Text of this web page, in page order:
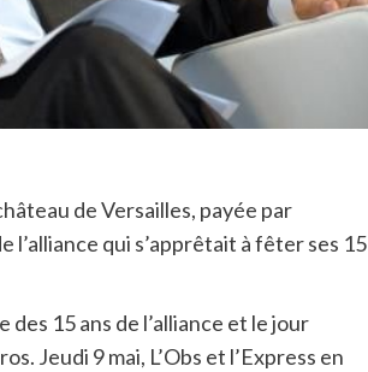
de Versailles, payée par
qui s’apprêtait à fêter ses 15
15 ans de l’alliance et le jour
Jeudi 9 mai, L’Obs et l’Express en